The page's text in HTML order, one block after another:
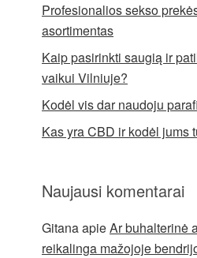
Profesionalios sekso
asortimentas
Kaip pasirinkti saugią ir
vaikui Vilniuje?
Kodėl vis dar naudoju
Kas yra CBD ir kodėl jums
Naujausi komentarai
GitanaapieAr buhalterinė
reikalinga mažojoje